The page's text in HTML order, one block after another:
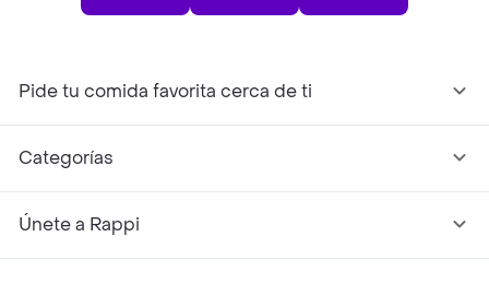
Pide tu comida favorita cerca de ti
Categorías
Únete a Rappi